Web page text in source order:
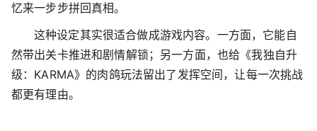
忆来一步步拼回真相。
这种设定其实很适合做成游戏内容。一方面，它能自
然带出关卡推进和剧情解锁；另一方面，也给《我独自升
级：KARMA》的肉鸽玩法留出了发挥空间，让每一次挑战
都更有理由。